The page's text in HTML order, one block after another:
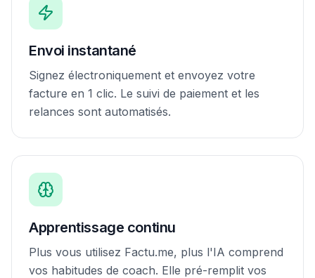
Envoi instantané
Signez électroniquement et envoyez votre
facture en 1 clic. Le suivi de paiement et les
relances sont automatisés.
Apprentissage continu
Plus vous utilisez Factu.me, plus l'IA comprend
vos habitudes de coach. Elle pré-remplit vos